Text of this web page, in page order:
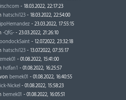
- 18.03.2022, 22:17:23
hatschi123 - 18.03.2022, 22:54:00
- 23.03.2022, 17:55:15
-QfG- - 23.03.2022, 21:26:10
- 12.07.2022, 23:32:18
hatschi123 - 13.07.2022, 07:35:17
- 01.08.2022, 15:41:00
hdfan1 - 01.08.2022, 16:25:57
bemek01 - 01.08.2022, 16:40:55
Nickel - 01.08.2022, 15:58:23
bemek01 - 01.08.2022, 16:05:51